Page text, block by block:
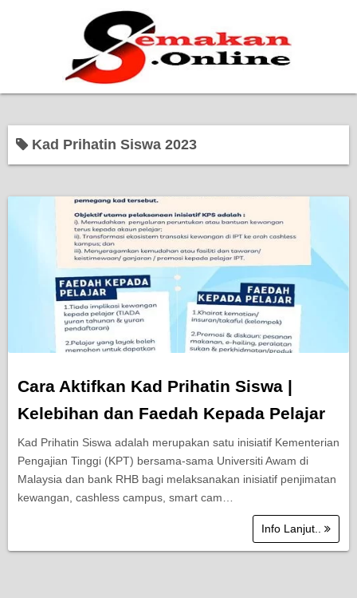
Bantuan Kerajaan
Kerja Kosong Terkini
Kad Prihatin Siswa 2023
Cara Aktifkan Kad Prihatin Siswa |
Kelebihan dan Faedah Kepada Pelajar
Kad Prihatin Siswa adalah merupakan satu inisiatif Kementerian
Pengajian Tinggi (KPT) bersama-sama Universiti Awam di
Malaysia dan bank RHB bagi melaksanakan inisiatif penjimatan
kewangan, cashless campus, smart cam…
Info Lanjut..